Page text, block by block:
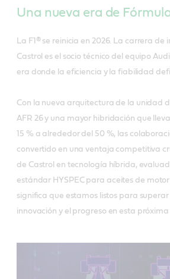
Una nueva era de
La F1® se reinicia en 2026. La carrera de
Castrol es el socio técnico del equipo
era donde la eficiencia y la fiabilidad
Con la nueva arquitectura de la unidad
AFR 26 y una mayor hibridación que
15 % a alrededor del 50 %, las
convertido en una ventaja competitiva
de Castrol en tecnología híbrida,
estándar HYSPEC para aceites de
significa que estamos listos para superar
innovación y el progreso en esta próxima